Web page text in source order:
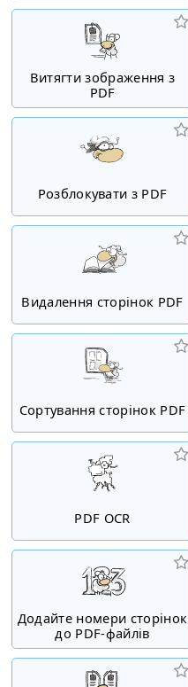
Витягти зображення з
PDF
Розблокувати з PDF
Видалення сторінок PDF
Сортування сторінок PDF
PDF OCR
Додайте номери сторінок
до PDF-файлів